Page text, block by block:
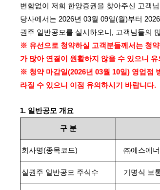
변함없이 저희 한양증권을 찾아주신 고객
당사에서는 2026년 03월 09일(월)부터 2026
권주 일반공모를 실시하오니 , 고객님들의
※ 유선으로 청약하실 고객분들께서는 청약
가 많아 연결이 원활하지 않을 수 있으니
※ 청약 마감일(2026년 03월 10일) 영업점
라질 수 있으니 이점 유의하시기 바랍니다.
1. 일반공모 개요
구 분
회사명(종목코드) ㈜에스에너
실권주 일반공모 주식수 기명식 보